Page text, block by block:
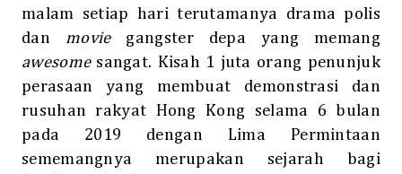
malam setiap hari terutamanya drama polis
dan moviegangster depa yang memang
awesomesangat. Kisah 1 juta orang penunjuk
perasaan yang membuat demonstrasi dan
rusuhan rakyat Hong Kong selama 6 bulan
pada 2019 dengan Lima Permintaan
sememangnya merupakan sejarah bagi